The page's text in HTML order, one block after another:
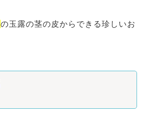
の玉露の茎の皮からできる珍しいお